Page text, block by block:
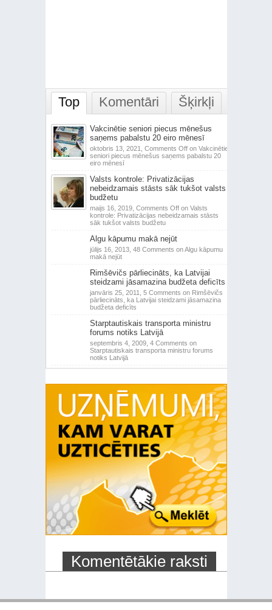
Top Komentāri Šķirkļi
Vakcinētie seniori piecus mēnešus
saņems pabalstu 20 eiro mēnesī
oktobris 13, 2021, Comments Offon Vakcinētie
seniori piecus mēnešus saņems pabalstu 20
eiro mēnesī
Valsts kontrole: Privatizācijas
nebeidzamais stāsts sāk tukšot valsts
budžetu
maijs 16, 2019, Comments Offon Valsts
kontrole: Privatizācijas nebeidzamais stāsts
sāk tukšot valsts budžetu
Algu kāpumu makā nejūt
jūlijs 16, 2013, 48 Comments on Algu kāpumu
makā nejūt
Rimšēvičs pārliecināts, ka Latvijai
steidzami jāsamazina budžeta deficīts
janvāris 25, 2011, 5 Comments on Rimšēvičs
pārliecināts, ka Latvijai steidzami jāsamazina
budžeta deficīts
Starptautiskais transporta ministru
forums notiks Latvijā
septembris 4, 2009, 4 Comments on
Starptautiskais transporta ministru forums
notiks Latvijā
Komentētākie raksti